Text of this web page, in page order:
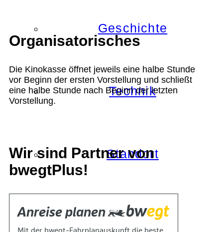
Geschichte
Technik
Standort
Verein
Organisatorisches
Die Kinokasse öffnet jeweils eine halbe Stunde
vor Beginn der ersten Vorstellung und schließt
eine halbe Stunde nach Beginn der letzten
Vorstellung.
Wir sind Partner von
bwegtPlus!